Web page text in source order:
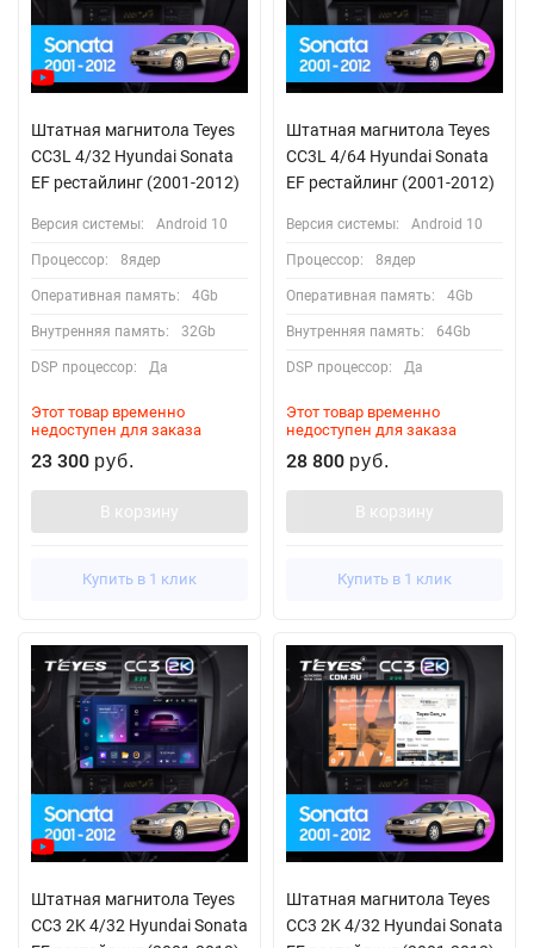
Штатная магнитола Teyes
CC3L 4/32 Hyundai Sonata
EF рестайлинг (2001-2012)
Версия системы: Android 10
Процессор: 8ядер
Оперативная память: 4Gb
Внутренняя память: 32Gb
DSP процессор: Да
Этот товар временно
недоступен для заказа
23 300 руб.
В корзину
Купить в 1 клик
Штатная магнитола Teyes
CC3L 4/64 Hyundai Sonata
EF рестайлинг (2001-2012)
Версия системы: Android 10
Процессор: 8ядер
Оперативная память: 4Gb
Внутренняя память: 64Gb
DSP процессор: Да
Этот товар временно
недоступен для заказа
28 800 руб.
В корзину
Купить в 1 клик
Штатная магнитола Teyes
CC3 2K 4/32 Hyundai Sonata
Штатная магнитола Teyes
CC3 2K 4/32 Hyundai Sonata